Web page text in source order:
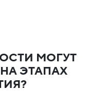
МОГУТ
ЭТАПАХ